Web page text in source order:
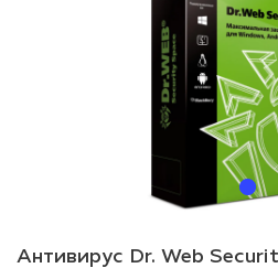
Антивирус Dr. Web